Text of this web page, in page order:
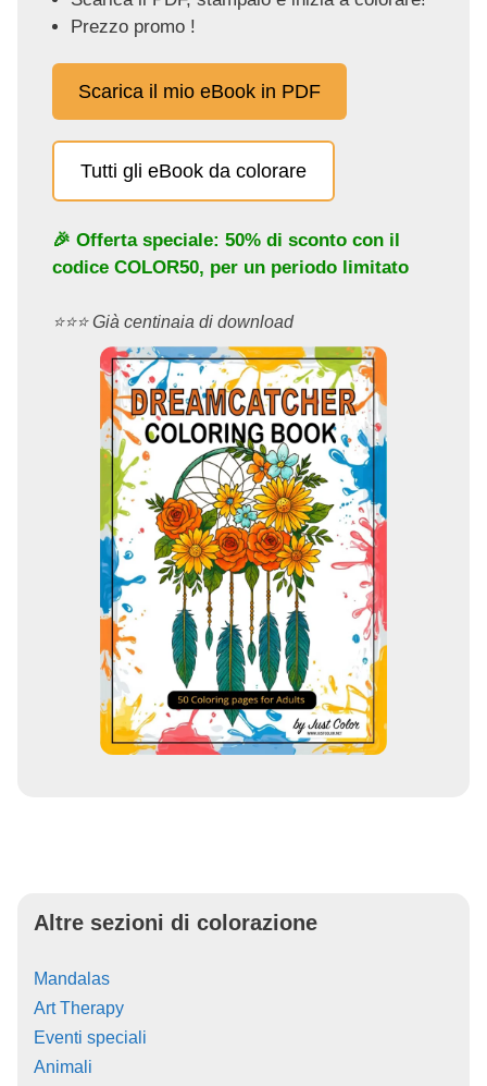
Prezzo promo !
Scarica il mio eBook in PDF
Tutti gli eBook da colorare
🎉 Offerta speciale: 50% di sconto con il
codice COLOR50, per un periodo limitato
⭐️⭐️⭐️ Già centinaia di download
Altre sezioni di colorazione
Mandalas
Art Therapy
Eventi speciali
Animali